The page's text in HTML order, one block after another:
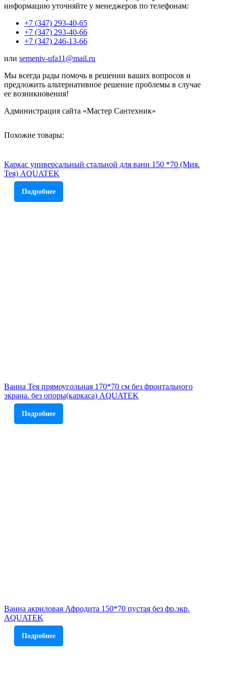
информацию уточняйте у менеджеров по телефонам:
+7 (347) 293-40-65
+7 (347) 293-40-66
+7 (347) 246-13-66
или semeniv-ufa11@mail.ru
Мы всегда рады помочь в решении ваших вопросов и
предложить альтернативное решение проблемы в случае
ее возникновения!
Администрация сайта «Мастер Сантехник»
Похожие товары:
Каркас универсальный стальной для ванн 150 *70 (Мия.
Тея) AQUATEK
Подробнее
Ванна Тея прямоугольная 170*70 см без фронтального
экрана. без опоры(каркаса) AQUATEK
Подробнее
Ванна акриловая Афродита 150*70 пустая без фр.экр.
AQUATEK
Подробнее